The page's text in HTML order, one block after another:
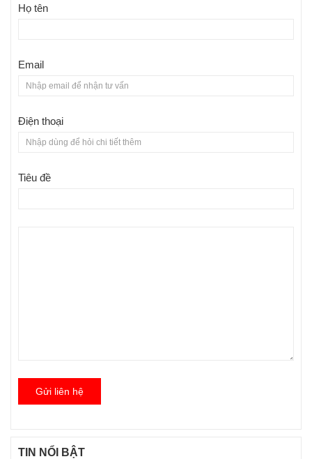
Họ tên
Email
Điện thoại
Tiêu đề
Gửi liên hệ
TIN NỔI BẬT